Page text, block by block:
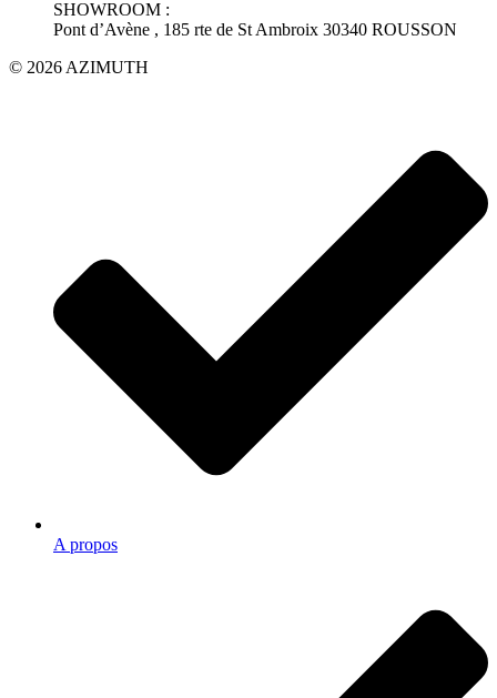
SHOWROOM :
Pont d’Avène , 185 rte de St Ambroix 30340 ROUSSON
© 2026 AZIMUTH
A propos